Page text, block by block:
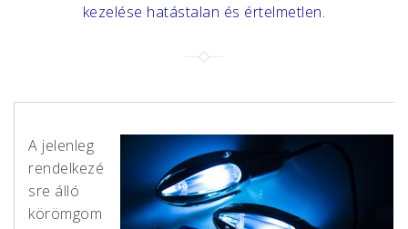
kezelése hatástalan és értelmetlen.
A jelenleg
rendelkezé
sre álló
körömgom